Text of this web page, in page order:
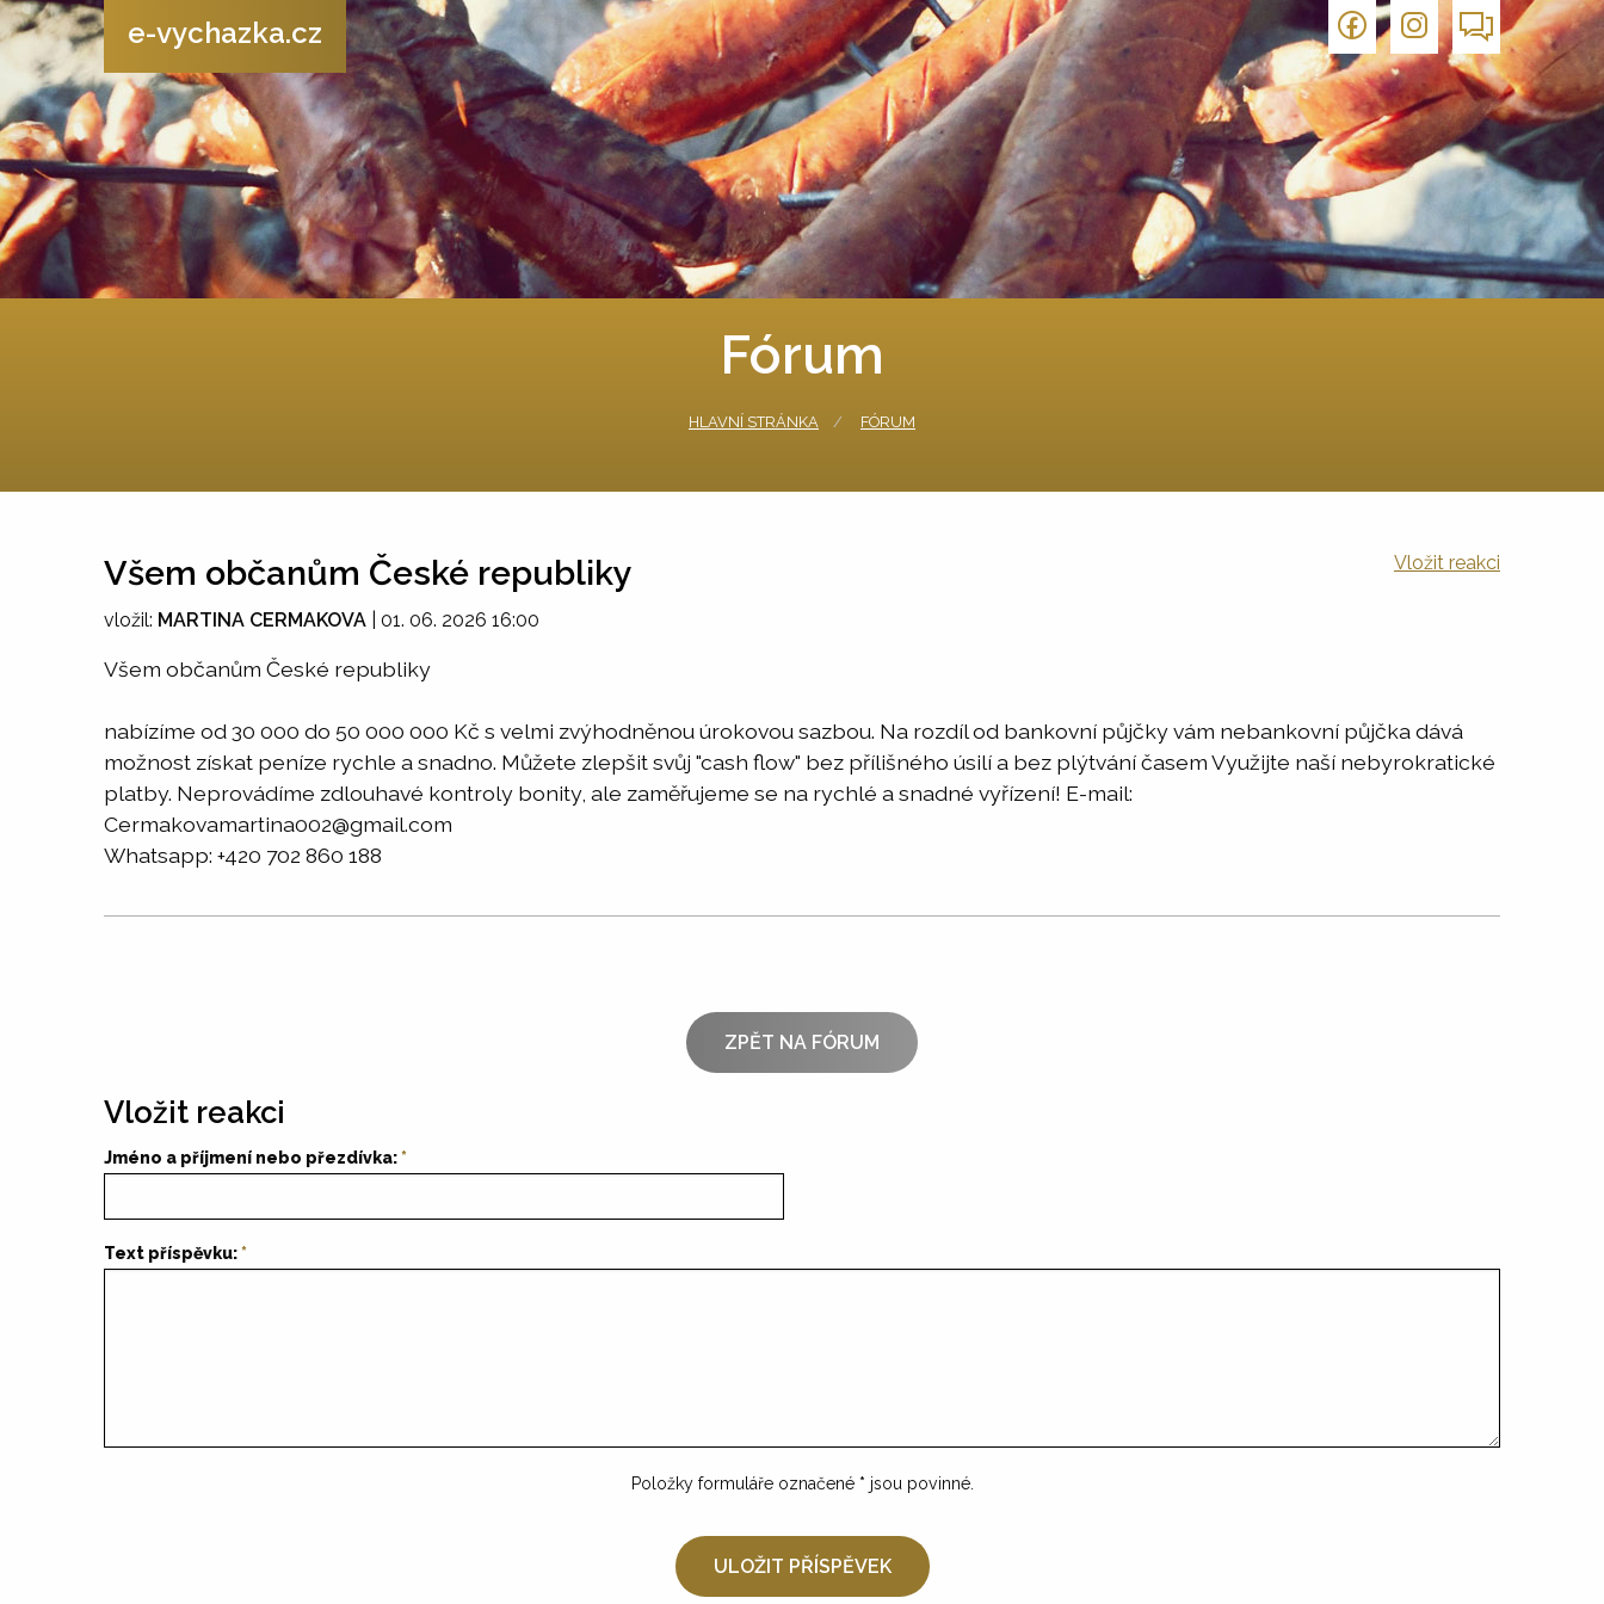
e-vychazka.cz
Fórum
HLAVNÍ STRÁNKA FÓRUM
Všem občanům České republiky Vložit reakci
vložil: MARTINA CERMAKOVA 01. 06. 2026 16:00
Všem občanům České republiky
nabízíme od 30 000 do 50 000 000 Kč s velmi zvýhodněnou úrokovou sazbou. Na rozdíl od bankovní půjčky vám nebankovní půjčka dává
možnost získat peníze rychle a snadno. Můžete zlepšit svůj "cash flow" bez přílišného úsilí a bez plýtvání časem Využijte naší nebyrokratické
platby. Neprovádíme zdlouhavé kontroly bonity, ale zaměřujeme se na rychlé a snadné vyřízení! E-mail:
Cermakovamartina002@gmail.com
Whatsapp: +420 702 860 188
ZPĚT NA FÓRUM
Vložit reakci
Jméno a příjmení nebo přezdívka:
Text příspěvku:
Položky formuláře označené * jsou povinné.